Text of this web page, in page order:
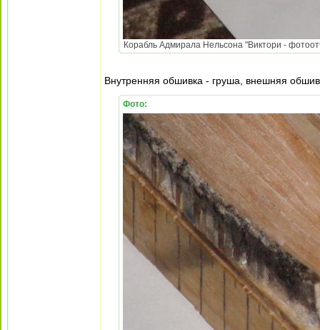
Корабль Адмирала Нельсона "Виктори -
Внутренняя обшивка - груша, внешняя
Фото: